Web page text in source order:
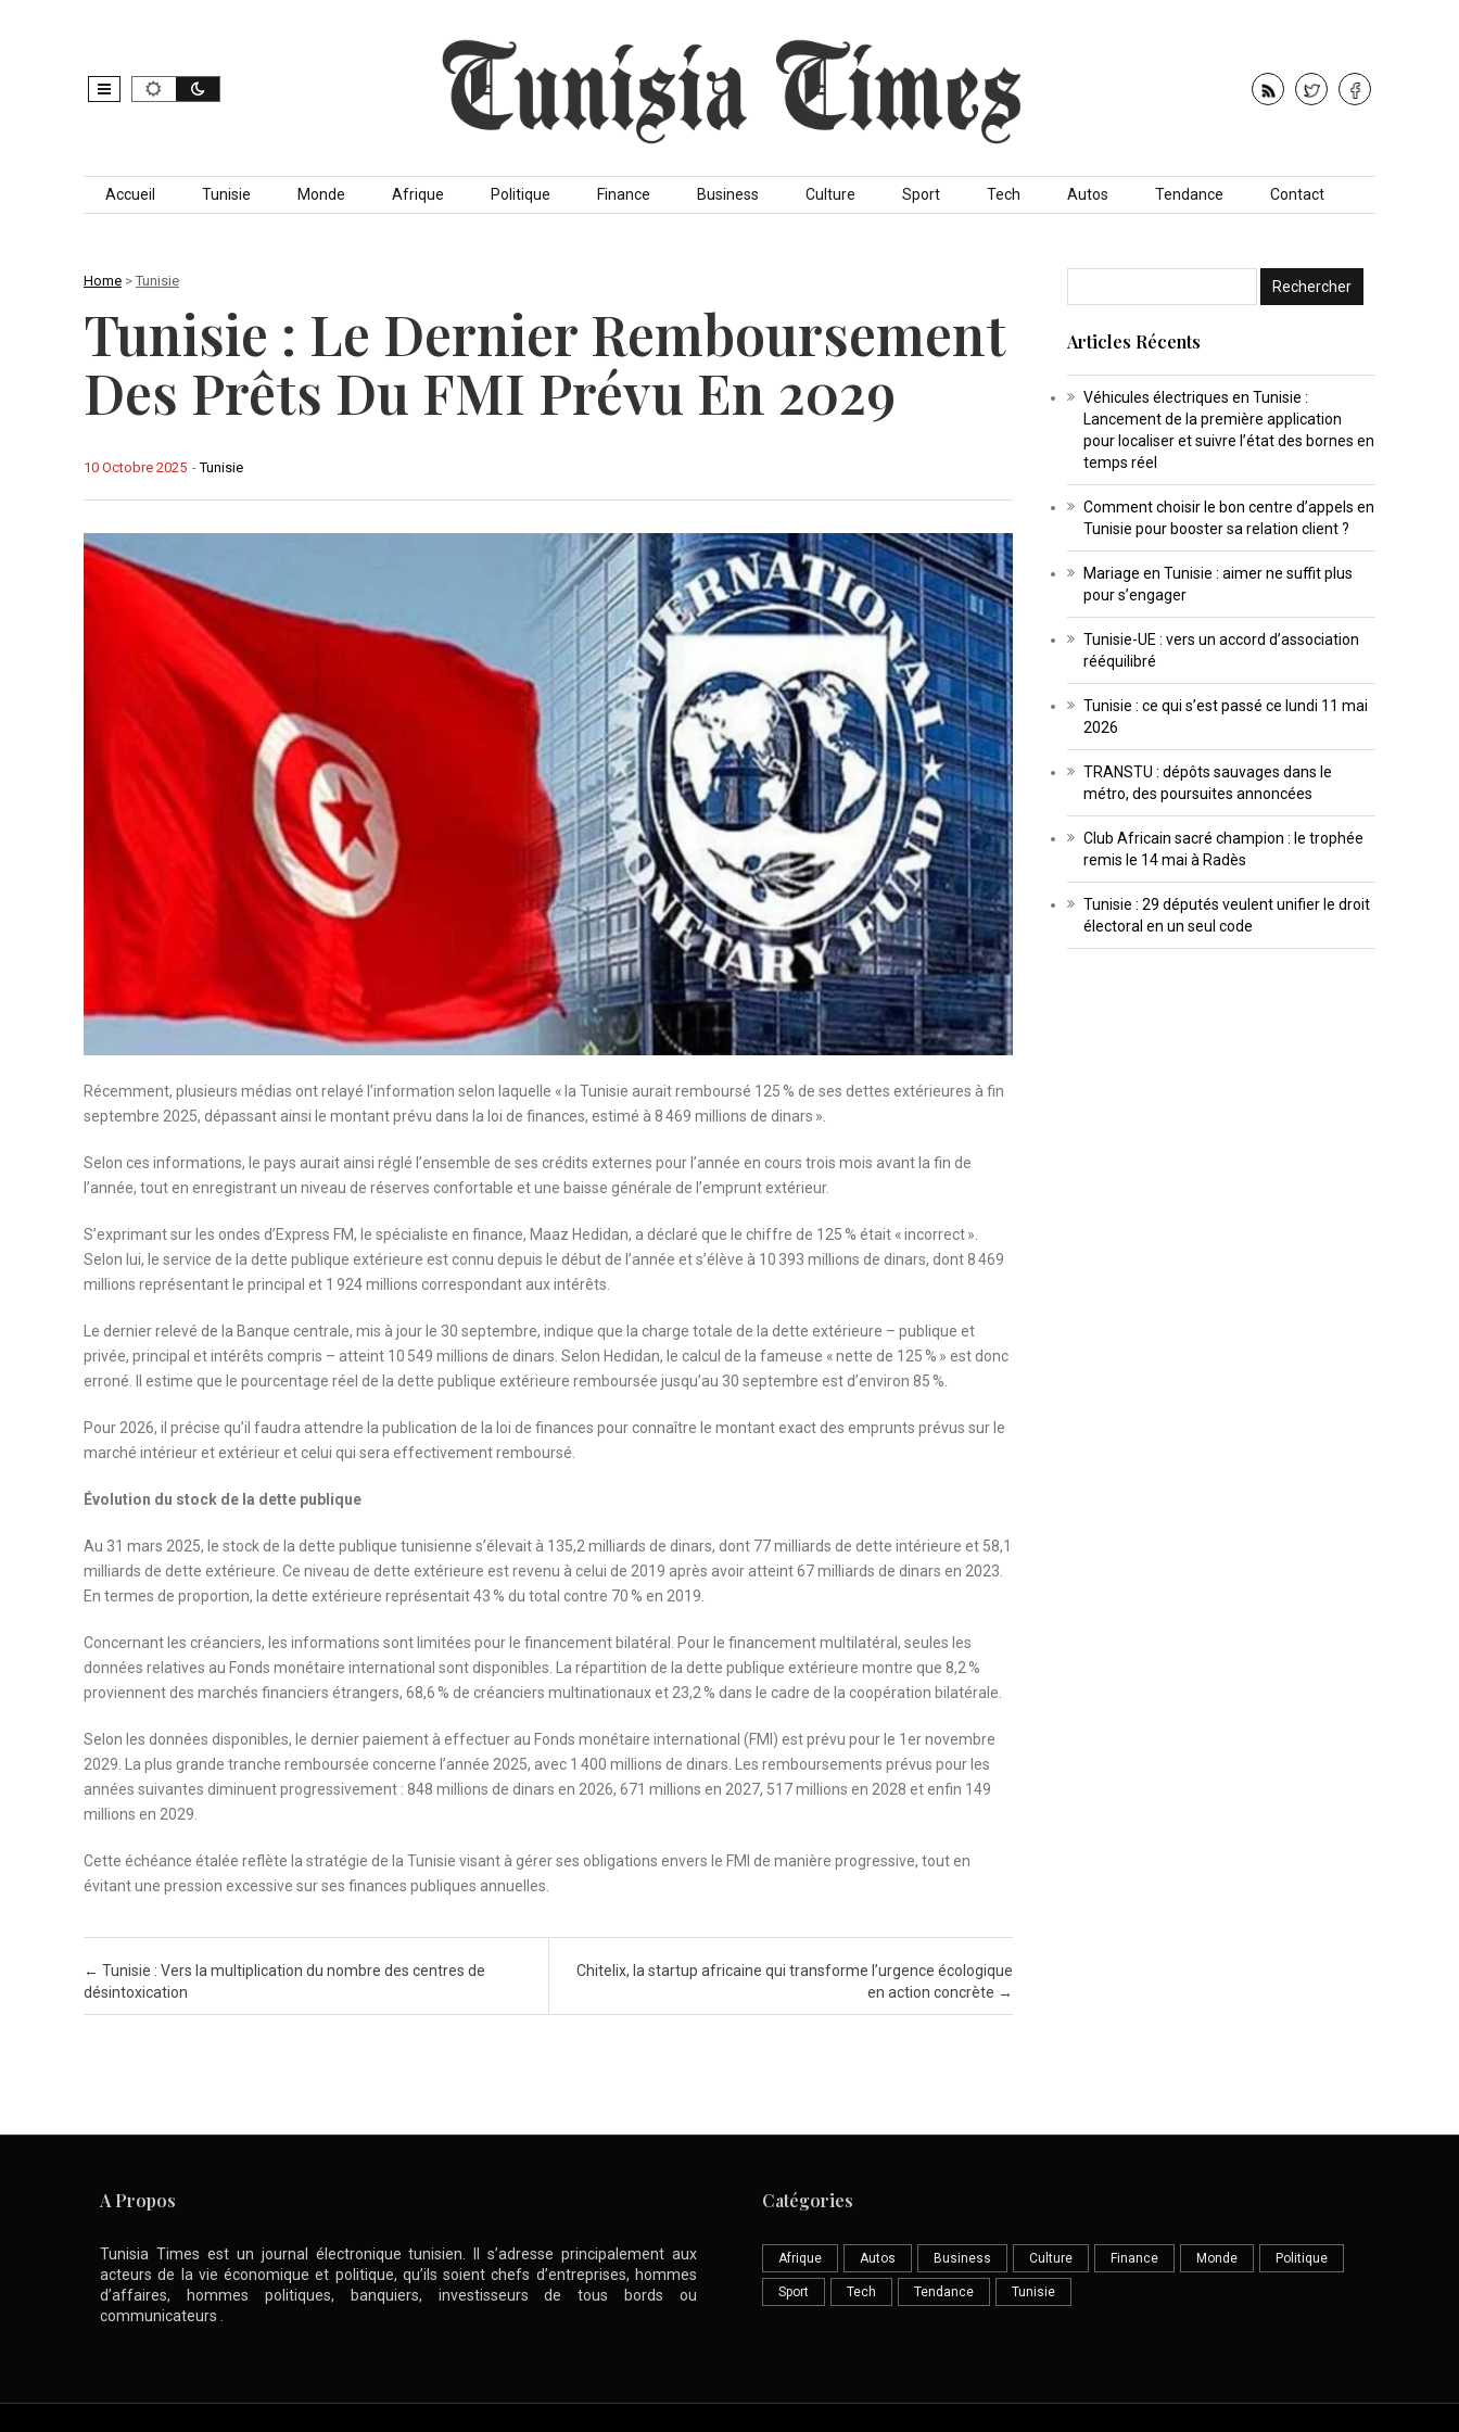
Skip to content
Accueil Tunisie Monde Afrique Politique Finance Business Culture Sport Tech Autos Tendance Contact
Home > Tunisie
Tunisie : Le Dernier Remboursement
Des Prêts Du FMI Prévu En 2029
-Tunisie
10 Octobre 2025
Récemment, plusieurs médias ont relayé l’information selon laquelle « la Tunisie aurait remboursé 125 % de ses dettes extérieures à fin
septembre 2025, dépassant ainsi le montant prévu dans la loi de finances, estimé à 8 469 millions de dinars ».
Selon ces informations, le pays aurait ainsi réglé l’ensemble de ses crédits externes pour l’année en cours trois mois avant la fin de
l’année, tout en enregistrant un niveau de réserves confortable et une baisse générale de l’emprunt extérieur.
S’exprimant sur les ondes d’Express FM, le spécialiste en finance, Maaz Hedidan, a déclaré que le chiffre de 125 % était « incorrect ».
Selon lui, le service de la dette publique extérieure est connu depuis le début de l’année et s’élève à 10 393 millions de dinars, dont 8 469
millions représentant le principal et 1 924 millions correspondant aux intérêts.
Le dernier relevé de la Banque centrale, mis à jour le 30 septembre, indique que la charge totale de la dette extérieure – publique et
privée, principal et intérêts compris – atteint 10 549 millions de dinars. Selon Hedidan, le calcul de la fameuse « nette de 125 % » est donc
erroné. Il estime que le pourcentage réel de la dette publique extérieure remboursée jusqu’au 30 septembre est d’environ 85 %.
Pour 2026, il précise qu’il faudra attendre la publication de la loi de finances pour connaître le montant exact des emprunts prévus sur le
marché intérieur et extérieur et celui qui sera effectivement remboursé.
Évolution du stock de la dette publique
Au 31 mars 2025, le stock de la dette publique tunisienne s’élevait à 135,2 milliards de dinars, dont 77 milliards de dette intérieure et 58,1
milliards de dette extérieure. Ce niveau de dette extérieure est revenu à celui de 2019 après avoir atteint 67 milliards de dinars en 2023.
En termes de proportion, la dette extérieure représentait 43 % du total contre 70 % en 2019.
Concernant les créanciers, les informations sont limitées pour le financement bilatéral. Pour le financement multilatéral, seules les
données relatives au Fonds monétaire international sont disponibles. La répartition de la dette publique extérieure montre que 8,2 %
proviennent des marchés financiers étrangers, 68,6 % de créanciers multinationaux et 23,2 % dans le cadre de la coopération bilatérale.
Selon les données disponibles, le dernier paiement à effectuer au Fonds monétaire international (FMI) est prévu pour le 1er novembre
2029. La plus grande tranche remboursée concerne l’année 2025, avec 1 400 millions de dinars. Les remboursements prévus pour les
années suivantes diminuent progressivement : 848 millions de dinars en 2026, 671 millions en 2027, 517 millions en 2028 et enfin 149
millions en 2029.
Cette échéance étalée reflète la stratégie de la Tunisie visant à gérer ses obligations envers le FMI de manière progressive, tout en
évitant une pression excessive sur ses finances publiques annuelles.
Post navigation
← Tunisie : Vers la multiplication du nombre des centres de
désintoxication
Chitelix, la startup africaine qui transforme l’urgence écologique
en action concrète →
Articles Récents
Véhicules électriques en Tunisie :
Lancement de la première application
pour localiser et suivre l’état des bornes en
temps réel
Comment choisir le bon centre d’appels en
Tunisie pour booster sa relation client ?
Mariage en Tunisie : aimer ne suffit plus
pour s’engager
Tunisie-UE : vers un accord d’association
rééquilibré
Tunisie : ce qui s’est passé ce lundi 11 mai
2026
TRANSTU : dépôts sauvages dans le
métro, des poursuites annoncées
Club Africain sacré champion : le trophée
remis le 14 mai à Radès
Tunisie : 29 députés veulent unifier le droit
électoral en un seul code
A Propos
Tunisia Times est un journal électronique tunisien. Il s’adresse principalement aux
acteurs de la vie économique et politique, qu’ils soient chefs d’entreprises, hommes
d’affaires, hommes politiques, banquiers, investisseurs de tous bords ou
communicateurs .
Catégories
Afrique Autos Business Culture Finance Monde Politique
Sport Tech Tendance Tunisie